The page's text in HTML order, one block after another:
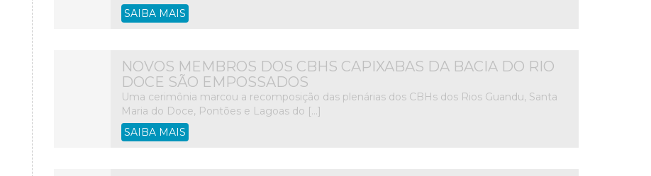
SAIBA MAIS
NOVOS MEMBROS DOS CBHS CAPIXABAS DA BACIA DO RIO
DOCE SÃO EMPOSSADOS
Uma cerimônia marcou a recomposição das plenárias dos CBHs dos Rios Guandu, Santa
Maria do Doce, Pontões e Lagoas do […]
SAIBA MAIS